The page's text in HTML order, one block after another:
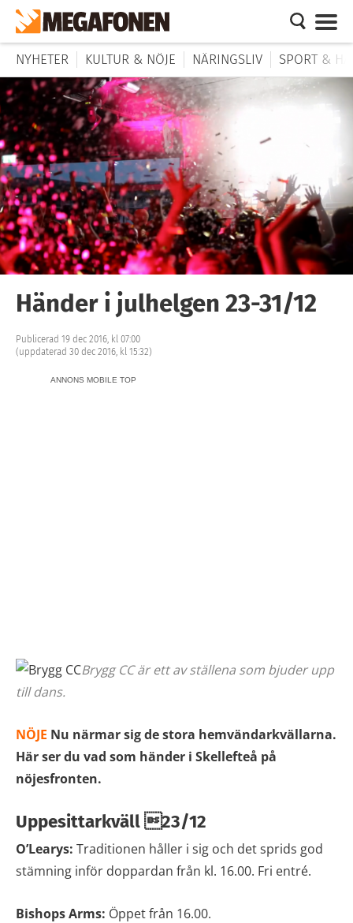
NYHETER KULTUR & NÖJE NÄRINGSLIV SPORT &
Händer i julhelgen 23-31/12
Publicerad 19 dec 2016, kl 07:00
(uppdaterad 30 dec 2016, kl 15:32)
ANNONS MOBILE TOP
Brygg CC är ett av ställena som bjuder upp
till dans.
NÖJE Nu närmar sig de stora hemvändarkvällarna.
Här ser du vad som händer i Skellefteå på
nöjesfronten.
Uppesittarkväll 23/12
O’Learys: Traditionen håller i sig och det sprids god
stämning inför doppardan från kl. 16.00. Fri entré.
Bishops Arms: Öppet från 16.00.